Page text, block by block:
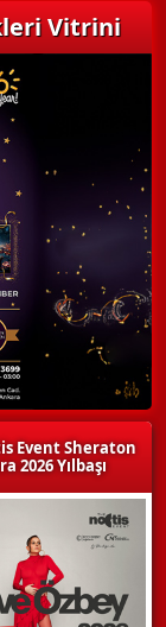
Vitrini
Event Sheraton
2026 Yılbaşı